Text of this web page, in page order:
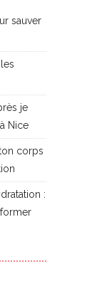
sauver
je
Nice
corps
: